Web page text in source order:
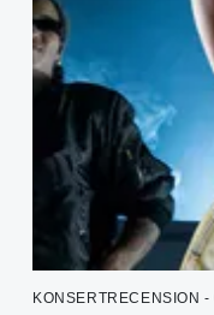
KONSERTRECENSION